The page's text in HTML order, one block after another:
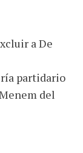
a De
partidario
del